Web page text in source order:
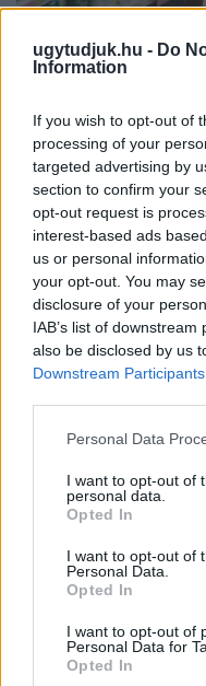
ugytudjuk.hu - Do
Information
If you wish to opt-out of
processing of your
targeted advertising by
section to confirm your
opt-out request is
interest-based ads
us or personal
your opt-out. You may
disclosure of your
IAB’s list of
also be disclosed by us
Downstream Participants
Please note that this
not limited to your visit
grant or deny consent
use your data for below
consent section.
Personal Data
I want to opt-out of
personal data.
Opted In
I want to opt-out of
Personal Data.
Opted In
I want to opt-out of
Personal Data for
Opted In
INFLÁCIÓ
Júliusban mindössze 1,2
összevetésben a
A BAROKK
KIVÁLÓ PROGRAM